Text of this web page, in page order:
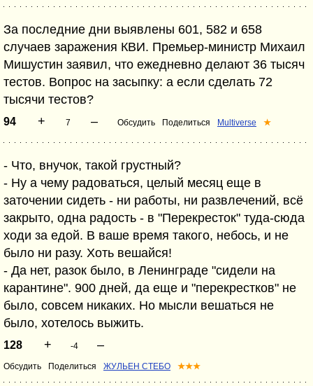
За последние дни выявлены 601, 582 и 658
случаев заражения КВИ. Премьер-министр Михаил
Мишустин заявил, что ежедневно делают 36 тысяч
тестов. Вопрос на засыпку: а если сделать 72
тысячи тестов?
94 + 7 – Обсудить Поделиться Multiverse ★
- Что, внучок, такой грустный?
- Ну а чему радоваться, целый месяц еще в
заточении сидеть - ни работы, ни развлечений, всё
закрыто, одна радость - в "Перекресток" туда-сюда
ходи за едой. В ваше время такого, небось, и не
было ни разу. Хоть вешайся!
- Да нет, разок было, в Ленинграде "сидели на
карантине". 900 дней, да еще и "перекрестков" не
было, совсем никаких. Но мысли вешаться не
было, хотелось выжить.
128 + -4 –
Обсудить Поделиться ЖУЛЬЕН СТЕБО ★★★